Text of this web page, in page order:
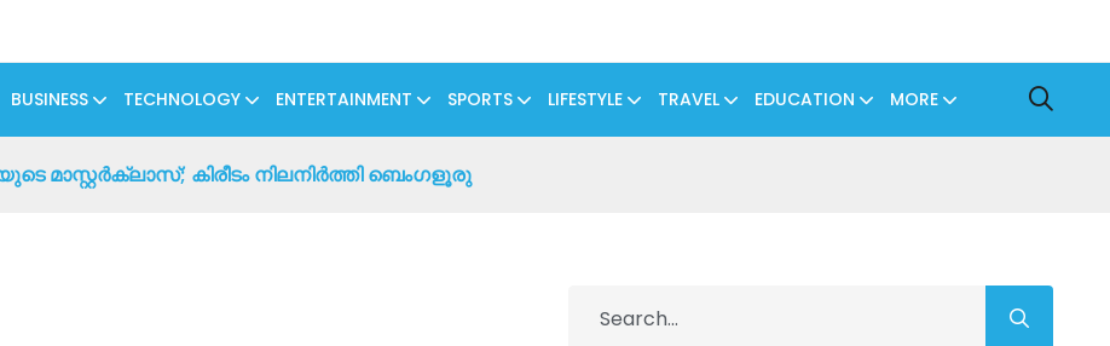
BUSINESS TECHNOLOGY ENTERTAINMENT SPORTS LIFESTYLE TRAVEL EDUCATION MORE
മാസ്റ്റർക്ലാസ്; കിരീടം നിലനിർത്തി ബെംഗളൂരു